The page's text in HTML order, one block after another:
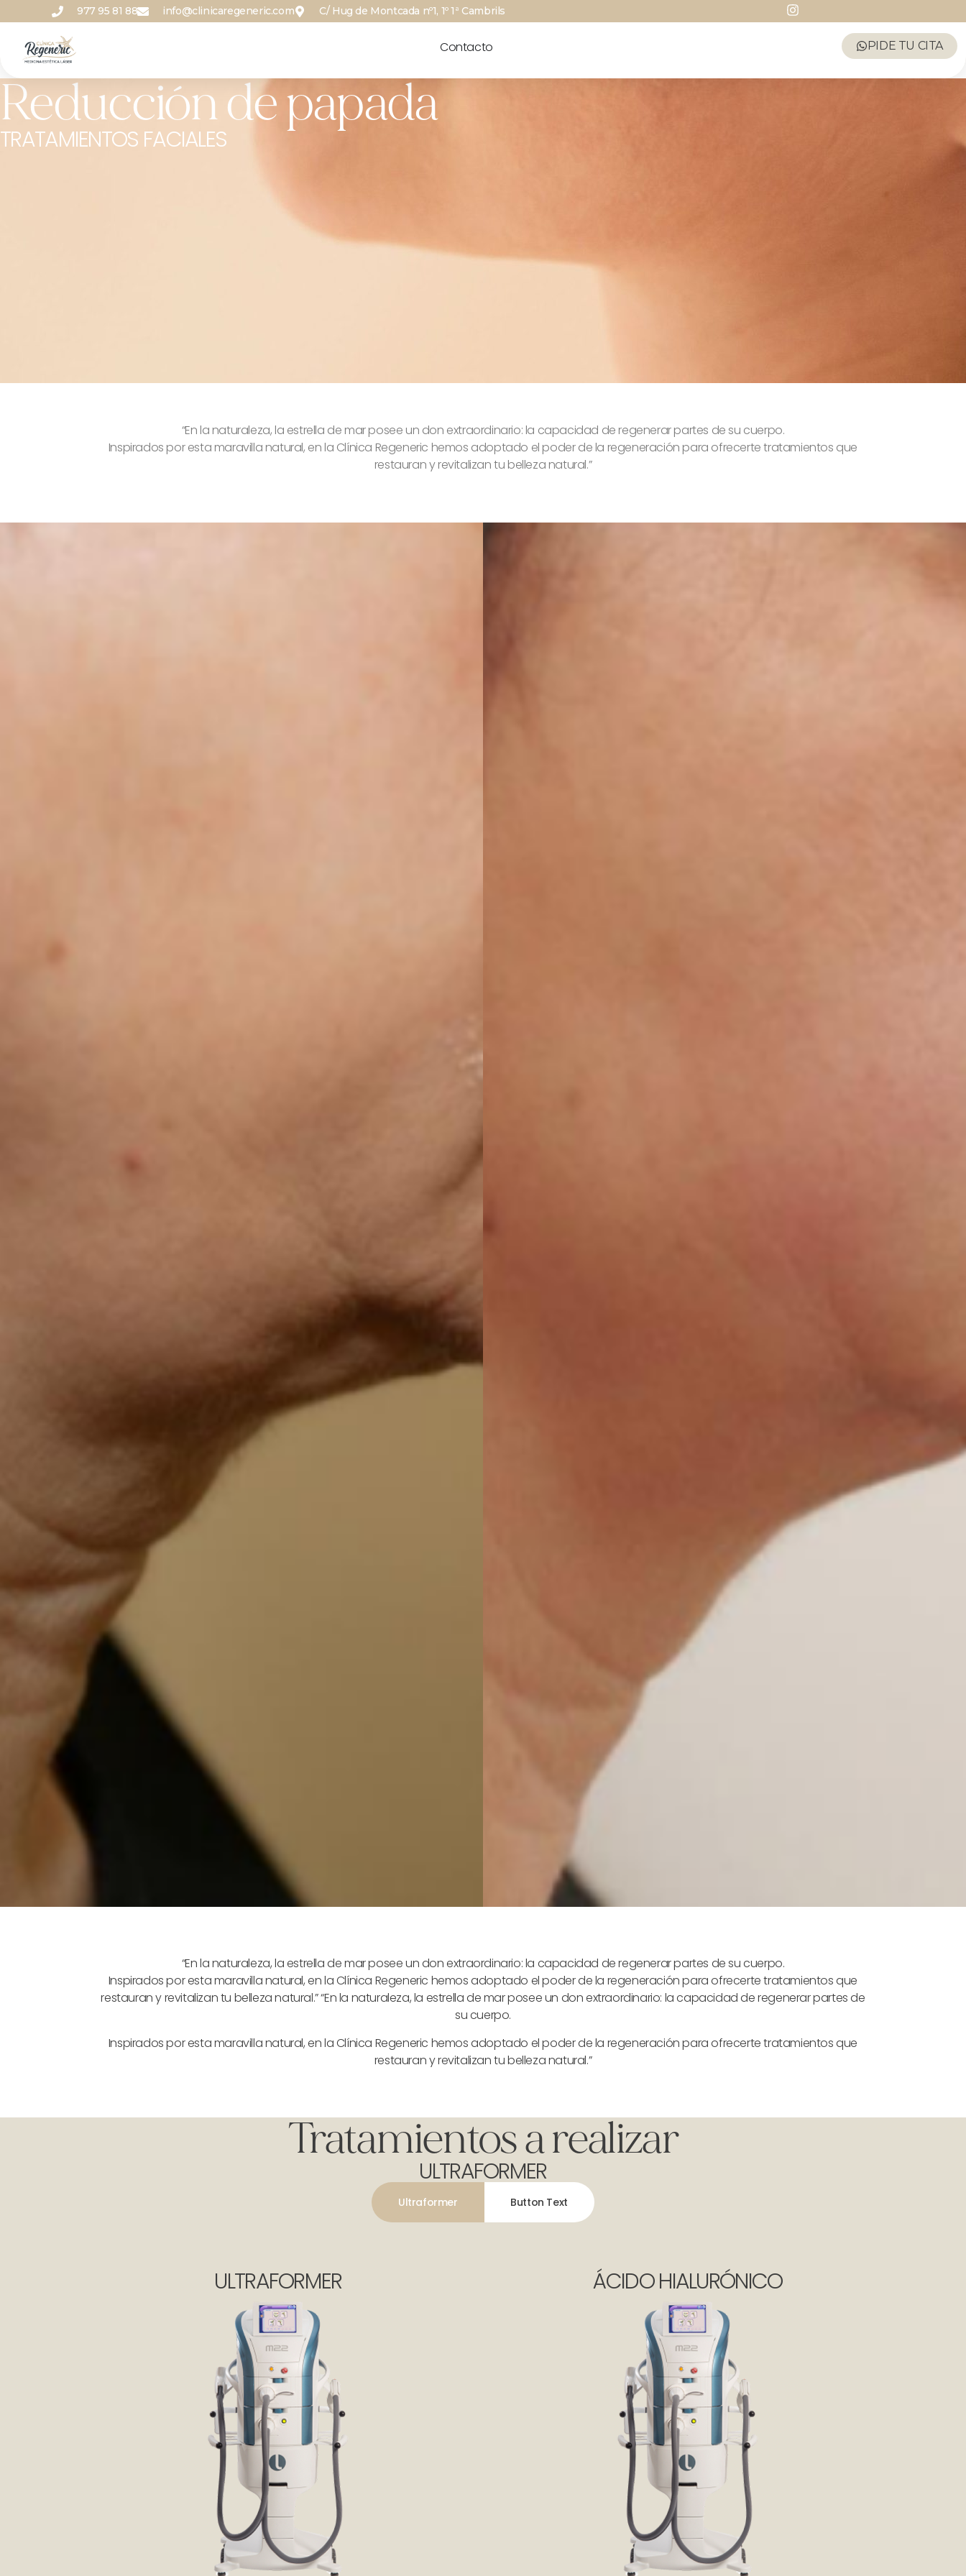
977 95 81 88 info@clinicaregeneric.com C/ Hug de Montcada nº1, 1º 1ª Cambrils
Contacto PIDE TU CITA
Reducción de papada
TRATAMIENTOS FACIALES
“En la naturaleza, la estrella de mar posee un don extraordinario: la capacidad de regenerar partes de su cuerpo.
Inspirados por esta maravilla natural, en la Clínica Regeneric hemos adoptado el poder de la regeneración para ofrecerte tratamientos que
restauran y revitalizan tu belleza natural.”
“En la naturaleza, la estrella de mar posee un don extraordinario: la capacidad de regenerar partes de su cuerpo.
Inspirados por esta maravilla natural, en la Clínica Regeneric hemos adoptado el poder de la regeneración para ofrecerte tratamientos que
restauran y revitalizan tu belleza natural.”“En la naturaleza, la estrella de mar posee un don extraordinario: la capacidad de regenerar partes de
su cuerpo.
Inspirados por esta maravilla natural, en la Clínica Regeneric hemos adoptado el poder de la regeneración para ofrecerte tratamientos que
restauran y revitalizan tu belleza natural.”
Tratamientos a realizar
ULTRAFORMER
Ultraformer Button Text
ULTRAFORMER ÁCIDO HIALURÓNICO